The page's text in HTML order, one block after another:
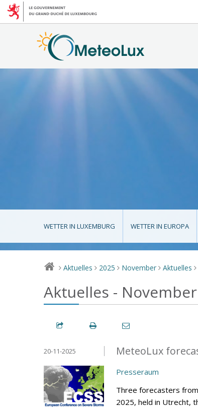
WETTER IN LUXEMBURG WETTER IN EUROPA
> Aktuelles > 2025 > November > Aktuelles >
Aktuelles -
MeteoLux
20-11-2025
Presseraum
Three forecasters
2025, held in Utrecht,